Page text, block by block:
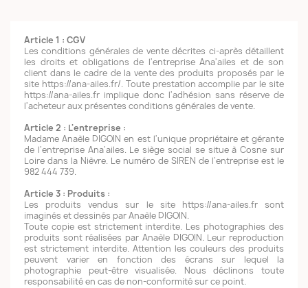
Article 1 : CGV
Les conditions générales de vente décrites ci-après détaillent
les droits et obligations de l'entreprise Ana'ailes et de son
client dans le cadre de la vente des produits proposés par le
site https://ana-ailes.fr/. Toute prestation accomplie par le site
https://ana-ailes.fr implique donc l'adhésion sans réserve de
l'acheteur aux présentes conditions générales de vente.
Article 2 : L'entreprise :
Madame Anaèle DIGOIN en est l'unique propriétaire et gérante
de l'entreprise Ana'ailes. Le siège social se situe à Cosne sur
Loire dans la Nièvre. Le numéro de SIREN de l'entreprise est le
982 444 739.
Article 3 : Produits :
Les produits vendus sur le site https://ana-ailes.fr sont
imaginés et dessinés par Anaèle DIGOIN.
Toute copie est strictement interdite. Les photographies des
produits sont réalisées par Anaèle DIGOIN. Leur reproduction
est strictement interdite. Attention les couleurs des produits
peuvent varier en fonction des écrans sur lequel la
photographie peut-être visualisée. Nous déclinons toute
responsabilité en cas de non-conformité sur ce point.